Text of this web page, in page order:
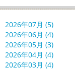
2026年07月 (5)
2026年06月 (4)
2026年05月 (3)
2026年04月 (4)
2026年03月 (4)